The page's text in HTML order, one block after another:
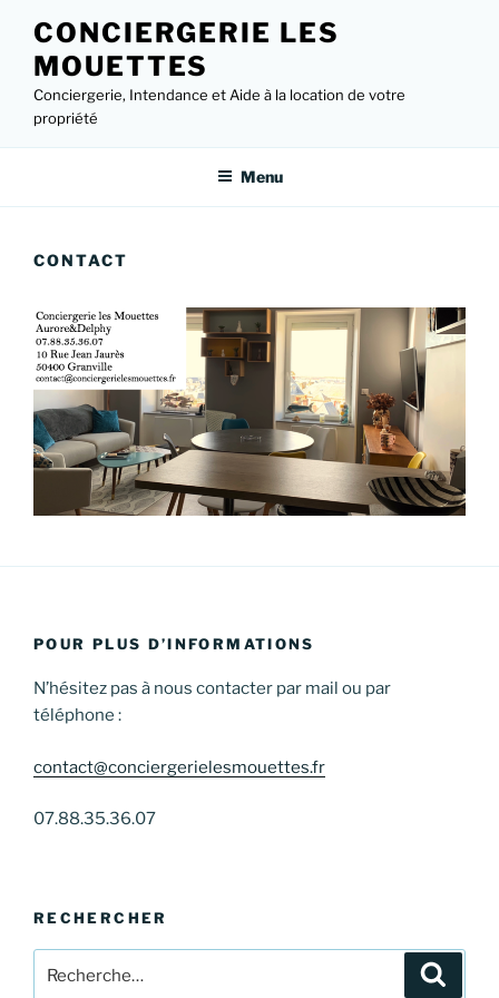
contenu
principal
CONCIERGERIE LES
MOUETTES
Conciergerie, Intendance et Aide à la location de votre
propriété
Menu
CONTACT
POUR PLUS D’INFORMATIONS
N’hésitez pas à nous contacter par mail ou par
téléphone :
contact@conciergerielesmouettes.fr
07.88.35.36.07
RECHERCHER
pour